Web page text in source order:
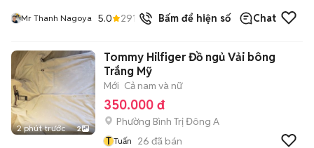
Mr Thanh Nagoya 5.0 291 đã bánBấm để hiện số Chat
2 phút trước 2
Tommy Hilfiger Đồ ngủ Vải bông
Trắng Mỹ
Mới Cả nam và nữ
350.000 đ
Phường Bình Trị Đông A
T Tuấn 26 đã bán